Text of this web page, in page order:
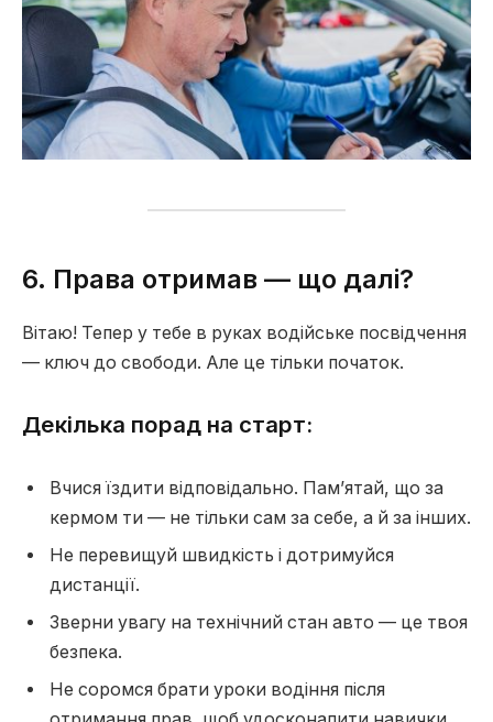
6. Права отримав — що далі?
Вітаю! Тепер у тебе в руках водійське посвідчення
— ключ до свободи. Але це тільки початок.
Декілька порад на старт:
Вчися їздити відповідально. Пам’ятай, що за
кермом ти — не тільки сам за себе, а й за інших.
Не перевищуй швидкість і дотримуйся
дистанції.
Зверни увагу на технічний стан авто — це твоя
безпека.
Не соромся брати уроки водіння після